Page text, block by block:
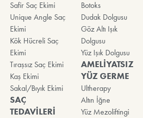
Safir Saç Ekimi
Unique Angle Saç
Ekimi
Kök Hücreli Saç
Ekimi
Tıraşsız Saç Ekimi
Kaş Ekimi
Sakal/Bıyık Ekimi
SAÇ
TEDAVİLERİ
Botoks
Dudak Dolgusu
Göz Altı Işık
Dolgusu
Yüz Işık Dolgusu
AMELİYATSIZ
YÜZ GERME
Ultherapy
Altın İğne
Yüz Mezoliftingi